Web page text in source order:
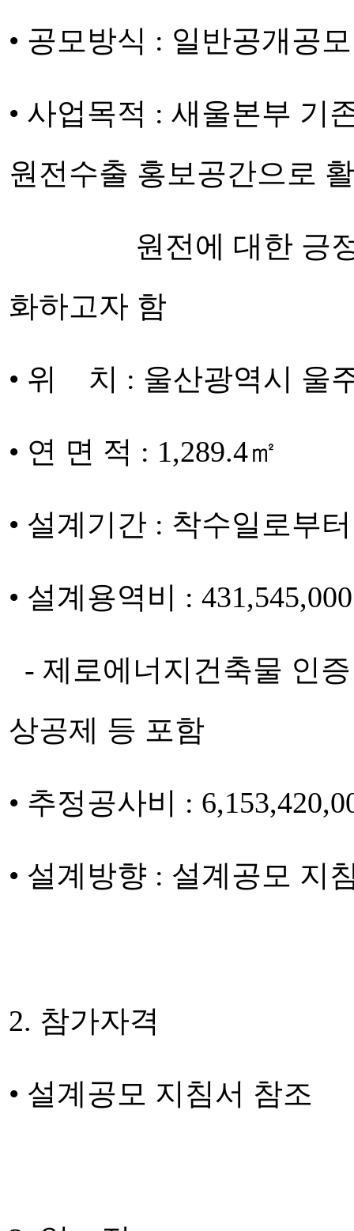
• 공모방식 : 일반공개공
• 사업목적 : 새울본부 기
원전수출 홍보공간으로
원전에 대한 긍정적
화하고자 함
• 위 치 : 울산광역시 울
• 연 면 적 : 1,289.4㎡
• 설계기간 : 착수일로부
• 설계용역비 :
- 제로에너지건축물 인
상공제 등 포함
• 추정공사비 :
• 설계방향 : 설계공모 지
2. 참가자격
• 설계공모 지침서 참조